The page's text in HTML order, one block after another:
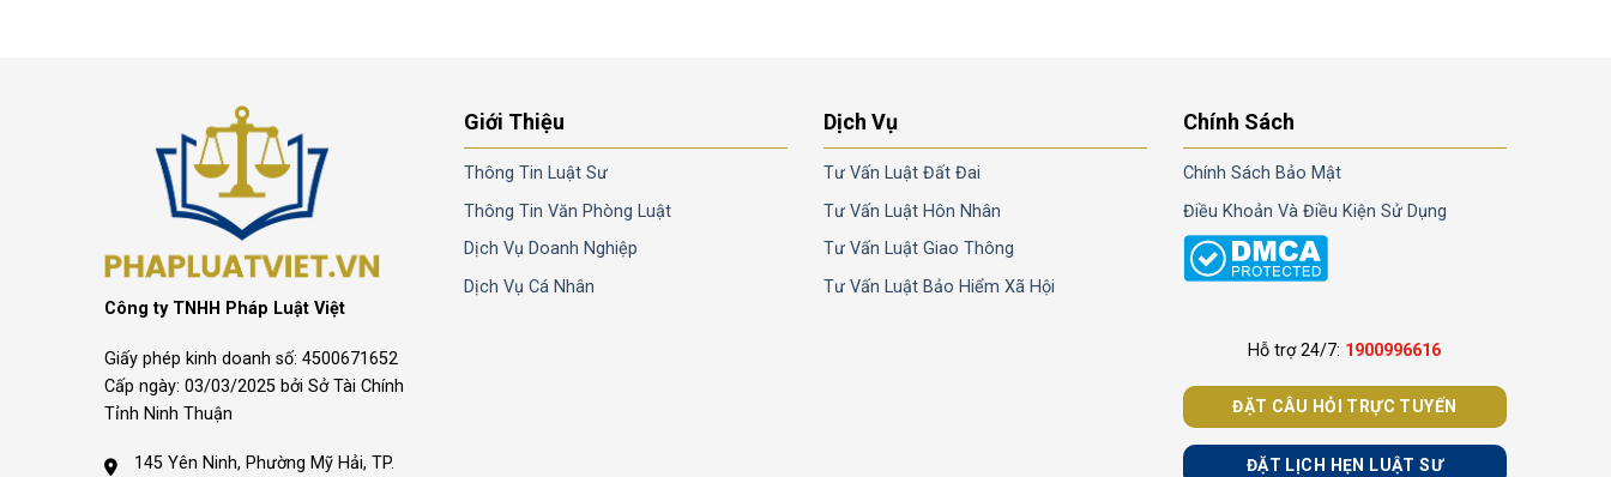
Công ty TNHH Pháp Luật Việt
Giấy phép kinh doanh số: 4500671652
Cấp ngày: 03/03/2025 bởi Sở Tài Chính
Tỉnh Ninh Thuận
145 Yên Ninh, Phường Mỹ Hải, TP.
Giới Thiệu
Thông Tin Luật Sư
Thông Tin Văn Phòng Luật
Dịch Vụ Doanh Nghiệp
Dịch Vụ Cá Nhân
Dịch Vụ
Tư Vấn Luật Đất Đai
Tư Vấn Luật Hôn Nhân
Tư Vấn Luật Giao Thông
Tư Vấn Luật Bảo Hiểm Xã Hội
Chính Sách
Chính Sách Bảo Mật
Điều Khoản Và Điều Kiện Sử Dụng
Hỗ trợ 24/7: 1900996616
ĐẶT CÂU HỎI TRỰC TUYẾN
ĐẶT LỊCH HẸN LUẬT SƯ